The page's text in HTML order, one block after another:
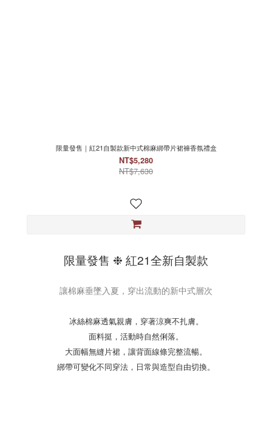
限量發售｜紅21自製款新中式棉麻綁帶片裙褲香氛禮盒
NT$5,280
NT$7,630
限量發售 ❉ 紅21全新自製款
讓棉麻垂墜入夏，穿出流動的新中式層次
冰絲棉麻透氣親膚，穿著涼爽不扎膚。
面料挺，活動時自然俐落。
大面幅無縫片裙，讓背面線條完整流暢。
綁帶可變化不同穿法，日常與造型自由切換。